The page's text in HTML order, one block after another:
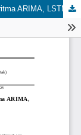
Prediksi Penjualan Aerosol Menggunakan Algoritma ARIMA, LSTM Dan GRU